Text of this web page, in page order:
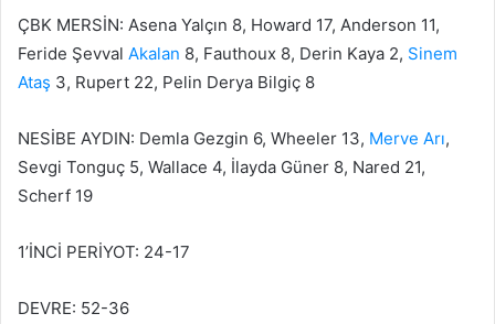
ÇBK MERSİN: Asena Yalçın 8, Howard 17, Anderson 11,
Feride Şevval Akalan 8, Fauthoux 8, Derin Kaya 2, Sinem
Ataş 3, Rupert 22, Pelin Derya Bilgiç 8
NESİBE AYDIN: Demla Gezgin 6, Wheeler 13, Merve Arı,
Sevgi Tonguç 5, Wallace 4, İlayda Güner 8, Nared 21,
Scherf 19
1’İNCİ PERİYOT: 24-17
DEVRE: 52-36